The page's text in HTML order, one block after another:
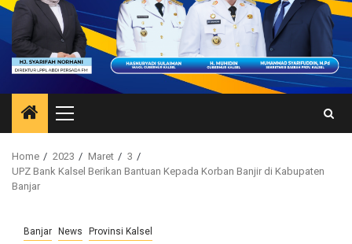
Primary
Menu
Home 2023 Maret
3
UPZ Bank Kalsel Berikan Bantuan Kepada Korban Banjir di Kabupaten
Banjar
Banjar News Provinsi Kalsel